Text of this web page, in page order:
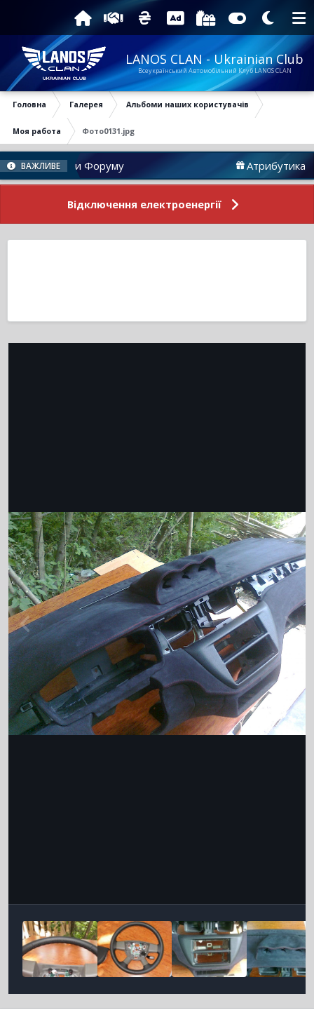
LANOS CLAN - Ukrainian Club
Всеукраїнський Автомобільний Клуб LANOS CLAN
Головна Галерея Альбоми наших користувачів
Моя работа Фото0131.jpg
ВАЖЛИВЕ
Новини Форуму Атрибутика
Відключення електроенергії